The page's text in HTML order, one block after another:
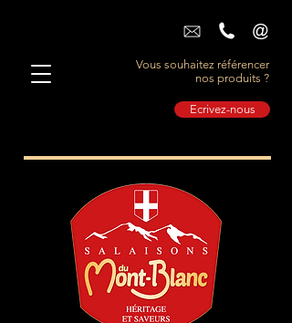
Vous souhaitez référencer
nos produits ?
Ecrivez-nous